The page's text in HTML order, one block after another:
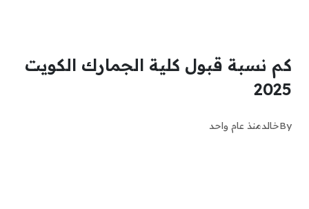
كم نسبة قبول كلية الجمارك الكويت
2025
Byخالدمنذ عام واحد